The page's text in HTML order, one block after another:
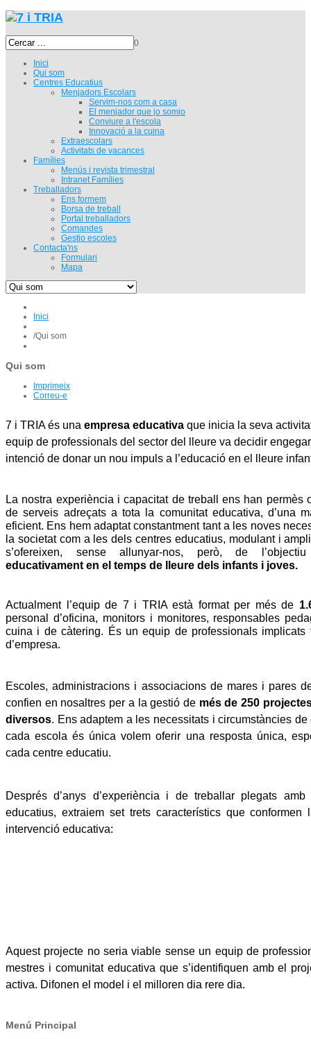
0
Inici
Qui som
Centres Educatius
Menjadors Escolars
Servim-nos com a casa
El menjador que jo somio
Conviure a l'escola
Innovació a la cuina
Extraescolars
Activitats de vacances
Famílies
Menús i revista trimestral
Intranet Famílies
Treballadors
Ens formem
Borsa de treball
Portal treballadors
Comandes
Gestio escoles
Contacta'ns
Formulari
Mapa
Inici
/Qui som
Qui som
Imprimeix
Correu-e
7 i TRIA és una empresa educativa que inicia la seva
equip de profes­sionals del sector del lleure va decidir
intenció de donar un nou impuls a l’educació en el lleure
La nostra experiència i capacitat de treball ens han permès
de serveis adreçats a tota la comunitat educativa, d’una
eficient. Ens hem adaptat constantment tant a les noves
la societat com a les dels centres educatius, modu­lant i
s’ofereixen, sense allunyar-nos, però, de
educativament en el temps de lleure dels infants i joves.
Actualment l’equip de 7 i TRIA està format per més de
personal d’oficina, moni­tors i monitores, responsables
cuina i de càtering. És un equip de profes­sionals implicats
d’empresa.
Escoles, administracions i associacions de mares i pares
confien en nosaltres per a la gestió de més de 250
diversos. Ens adaptem a les necessitats i circumstàncies
cada escola és única volem oferir una resposta única,
cada centre educatiu.
Després d’anys d’experiència i de treballar plegats
educatius, extraiem set trets característics que
intervenció educativa:
Aquest projecte no seria viable sense un equip de
mestres i comunitat educativa que s’identifiquen amb el
activa. Difonen el model i el milloren dia rere dia.
Menú Principal